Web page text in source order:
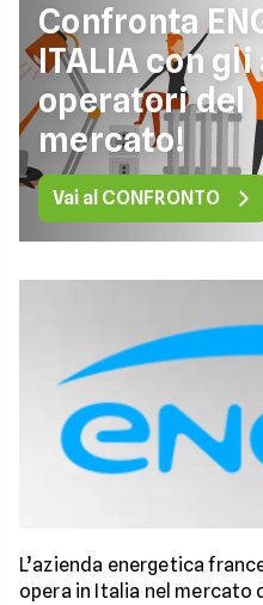
Confronta
ITALIA con gli
operatori del
mercato!
Vai al CONFRONTO
L’azienda energetica
opera in Italia nel mercato